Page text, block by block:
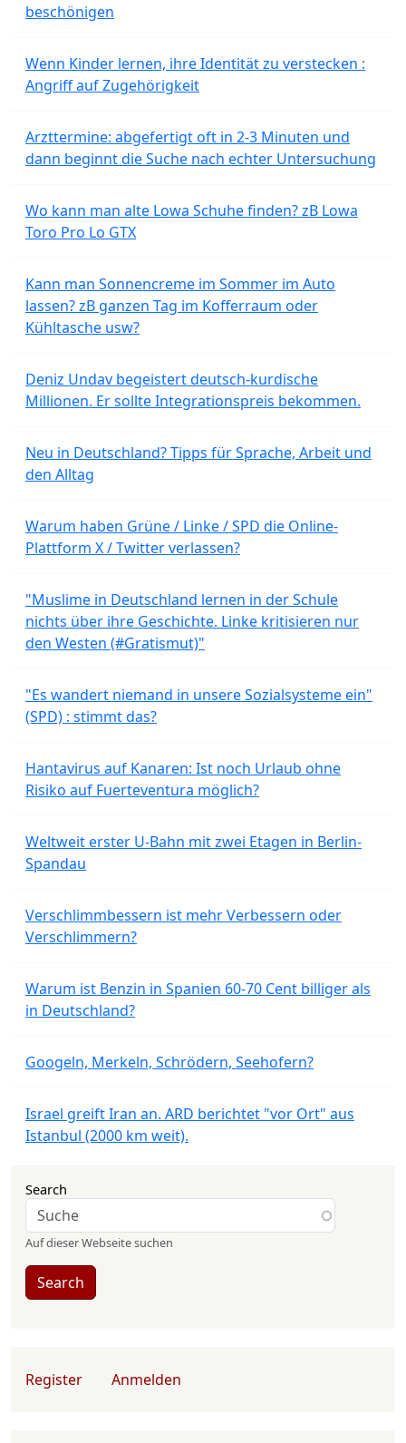
beschönigen
Wenn Kinder lernen, ihre Identität zu verstecken :
Angriff auf Zugehörigkeit
Arzttermine: abgefertigt oft in 2-3 Minuten und
dann beginnt die Suche nach echter Untersuchung
Wo kann man alte Lowa Schuhe finden? zB Lowa
Toro Pro Lo GTX
Kann man Sonnencreme im Sommer im Auto
lassen? zB ganzen Tag im Kofferraum oder
Kühltasche usw?
Deniz Undav begeistert deutsch-kurdische
Millionen. Er sollte Integrationspreis bekommen.
Neu in Deutschland? Tipps für Sprache, Arbeit und
den Alltag
Warum haben Grüne / Linke / SPD die Online-
Plattform X / Twitter verlassen?
"Muslime in Deutschland lernen in der Schule
nichts über ihre Geschichte. Linke kritisieren nur
den Westen (#Gratismut)"
"Es wandert niemand in unsere Sozialsysteme ein"
(SPD) : stimmt das?
Hantavirus auf Kanaren: Ist noch Urlaub ohne
Risiko auf Fuerteventura möglich?
Weltweit erster U-Bahn mit zwei Etagen in Berlin-
Spandau
Verschlimmbessern ist mehr Verbessern oder
Verschlimmern?
Warum ist Benzin in Spanien 60-70 Cent billiger als
in Deutschland?
Googeln, Merkeln, Schrödern, Seehofern?
Israel greift Iran an. ARD berichtet "vor Ort" aus
Istanbul (2000 km weit).
Search
Auf dieser Webseite suchen
Search
User account menu
Register Anmelden